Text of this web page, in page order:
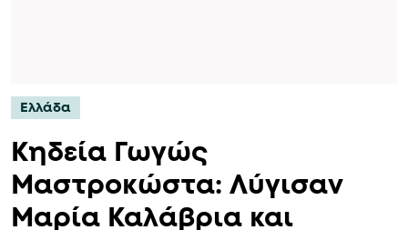
Ελλάδα
Κηδεία Γωγώς
Μαστροκώστα: Λύγισαν
Μαρία Καλάβρια και